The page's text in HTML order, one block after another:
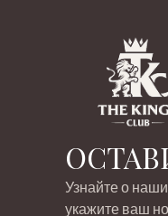
Узнайте о
укажите ваш